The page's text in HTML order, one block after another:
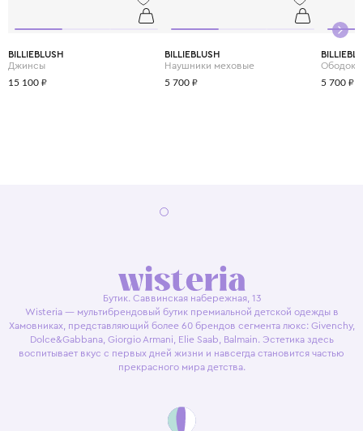
BILLIEBLUSH
Джинсы
15 100 ₽
BILLIEBLUSH
Наушники меховые
5 700 ₽
Ободок
5 700 ₽
Бутик. Саввинская набережная, 13
Wisteria — мультибрендовый бутик премиальной детской одежды в
Хамовниках, представляющий более 60 брендов сегмента люкс: Givenchy,
Dolce&Gabbana, Giorgio Armani, Elie Saab, Balmain. Эстетика здесь
воспитывает вкус с первых дней жизни и навсегда становится частью
прекрасного мира детства.